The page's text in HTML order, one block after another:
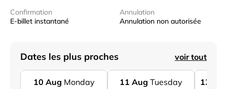
Confirmation
E-billet instantané
Annulation
Annulation non autorisée
Dates les plus proches voir tout
10 Aug Monday 11 Aug Tuesday 12